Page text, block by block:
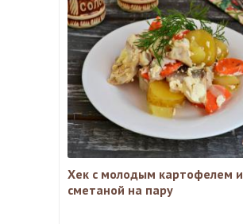
Хек с молодым картофелем и
сметаной на пару